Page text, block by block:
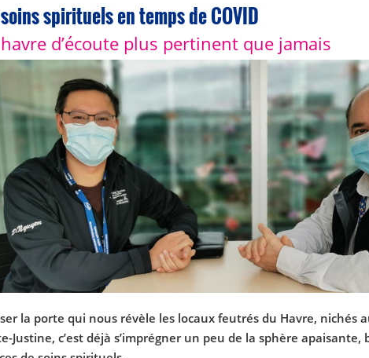
spirituels en temps de COVID
d’écoute plus pertinent que jamais
la porte qui nous révèle les locaux feutrés du Havre, nichés
Justine, c’est déjà s’imprégner un peu de la sphère apaisante,